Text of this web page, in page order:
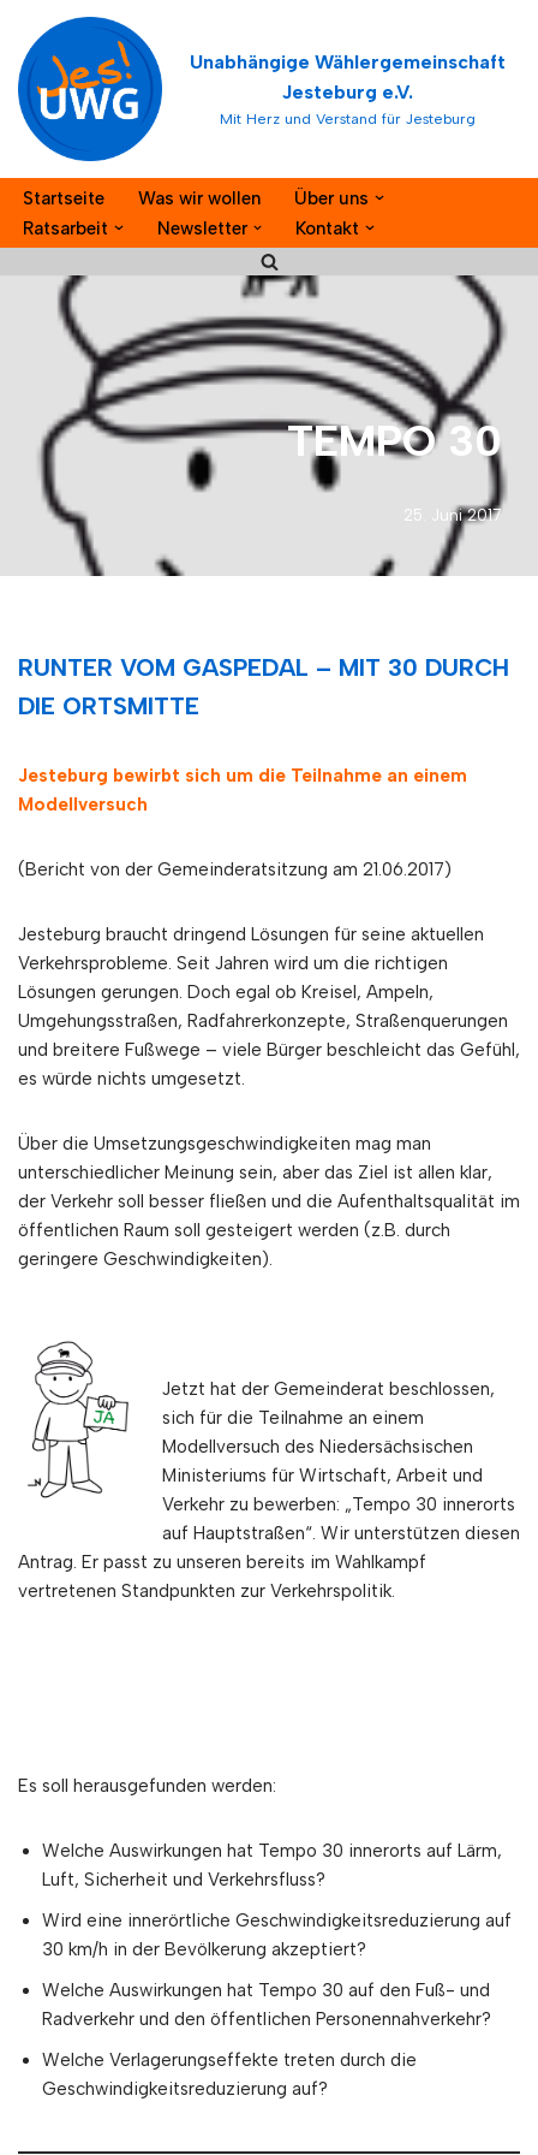
Zum
Inhalt
springen
Unabhängige Wählergemeinschaft
Jesteburg e.V.
Mit Herz und Verstand für Jesteburg
Startseite Was wir wollen
Über uns
Ratsarbeit
Newsletter Kontakt
TEMPO 30
25. Juni 2017
RUNTER VOM GASPEDAL – MIT 30 DURCH
DIE ORTSMITTE
Jesteburg bewirbt sich um die Teilnahme an einem
Modellversuch
(Bericht von der Gemeinderatsitzung am 21.06.2017)
Jesteburg braucht dringend Lösungen für seine aktuellen
Verkehrsprobleme. Seit Jahren wird um die richtigen
Lösungen gerungen. Doch egal ob Kreisel, Ampeln,
Umgehungsstraßen, Radfahrerkonzepte, Straßenquerungen
und breitere Fußwege – viele Bürger beschleicht das Gefühl,
es würde nichts umgesetzt.
Über die Umsetzungsgeschwindigkeiten mag man
unterschiedlicher Meinung sein, aber das Ziel ist allen klar,
der Verkehr soll besser fließen und die Aufenthaltsqualität im
öffentlichen Raum soll gesteigert werden (z.B. durch
geringere Geschwindigkeiten).
Jetzt hat der Gemeinderat beschlossen,
sich für die Teilnahme an einem
Modellversuch des Niedersächsischen
Ministeriums für Wirtschaft, Arbeit und
Verkehr zu bewerben: „Tempo 30 innerorts
auf Hauptstraßen“. Wir unterstützen diesen
Antrag. Er passt zu unseren bereits im Wahlkampf
vertretenen Standpunkten zur Verkehrspolitik.
Es soll herausgefunden werden:
Welche Auswirkungen hat Tempo 30 innerorts auf Lärm,
Luft, Sicherheit und Verkehrsfluss?
Wird eine innerörtliche Geschwindigkeitsreduzierung auf
30 km/h in der Bevölkerung akzeptiert?
Welche Auswirkungen hat Tempo 30 auf den Fuß- und
Radverkehr und den öffentlichen Personennahverkehr?
Welche Verlagerungseffekte treten durch die
Geschwindigkeitsreduzierung auf?